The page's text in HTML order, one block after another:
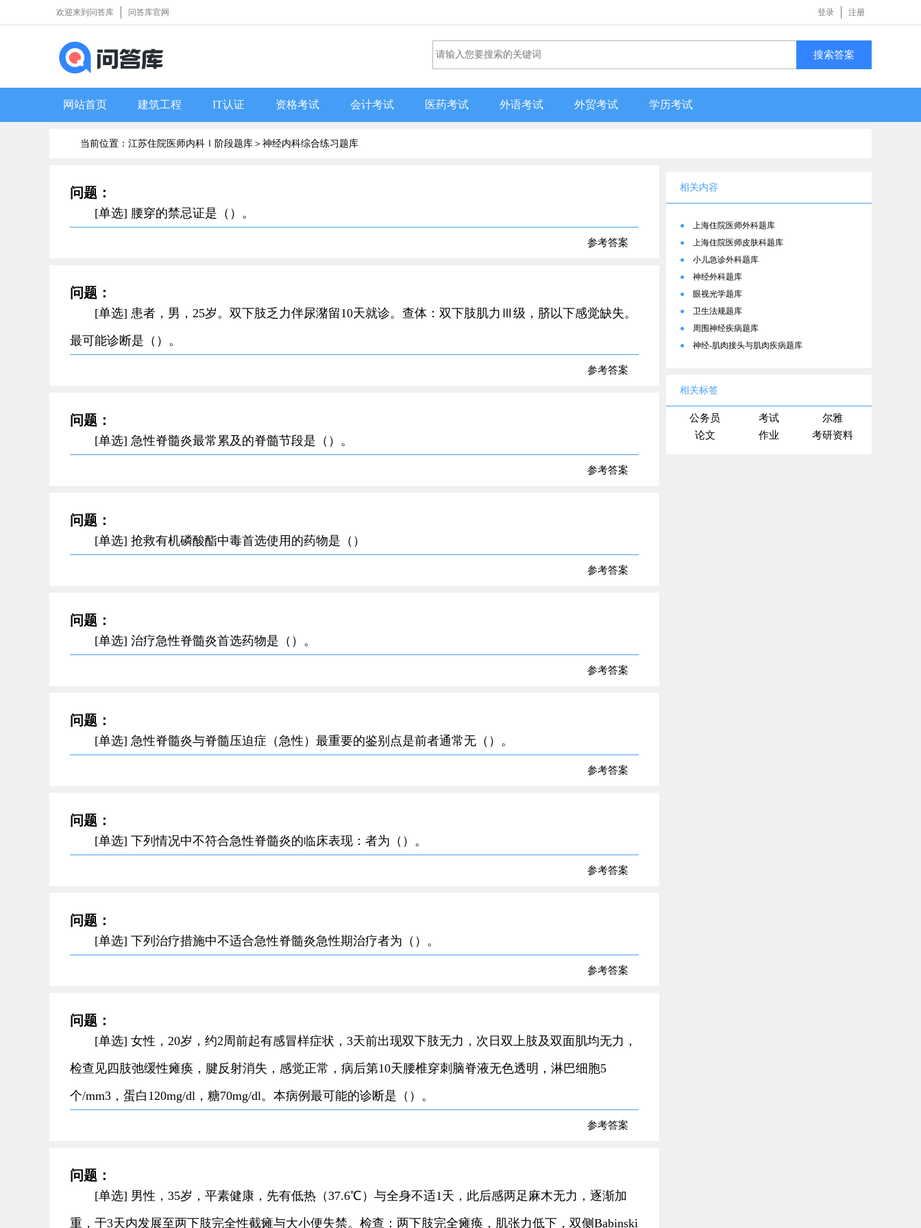
登录 注册
欢迎来到问答库 问答库官网
搜索答案
网站首页 建筑工程 IT认证 资格考试 会计考试 医药考试 外语考试 外贸考试 学历考试
当前位置：江苏住院医师内科Ⅰ阶段题库＞ 神经内科综合练习题库
问题：
[单选] 腰穿的禁忌证是（）。
参考答案
问题：
[单选] 患者，男，25岁。双下肢乏力伴尿潴留10天就诊。查体：双下肢肌力Ⅲ级，脐以下感觉缺失。
最可能诊断是（）。
参考答案
问题：
[单选] 急性脊髓炎最常累及的脊髓节段是（）。
参考答案
问题：
[单选] 抢救有机磷酸酯中毒首选使用的药物是（）
参考答案
问题：
[单选] 治疗急性脊髓炎首选药物是（）。
参考答案
问题：
[单选] 急性脊髓炎与脊髓压迫症（急性）最重要的鉴别点是前者通常无（）。
参考答案
问题：
[单选] 下列情况中不符合急性脊髓炎的临床表现：者为（）。
参考答案
问题：
[单选] 下列治疗措施中不适合急性脊髓炎急性期治疗者为（）。
参考答案
问题：
[单选] 女性，20岁，约2周前起有感冒样症状，3天前出现双下肢无力，次日双上肢及双面肌均无力，
检查见四肢弛缓性瘫痪，腱反射消失，感觉正常，病后第10天腰椎穿刺脑脊液无色透明，淋巴细胞5
个/mm3，蛋白120mg/dl，糖70mg/dl。本病例最可能的诊断是（）。
参考答案
问题：
[单选] 男性，35岁，平素健康，先有低热（37.6℃）与全身不适1天，此后感两足麻木无力，逐渐加
重，于3天内发展至两下肢完全性截瘫与大小便失禁。检查：两下肢完全瘫痪，肌张力低下，双侧Babinski
相关内容
●
上海住院医师外科题库
●
上海住院医师皮肤科题库
●
小儿急诊外科题库
●
神经外科题库
●
眼视光学题库
●
卫生法规题库
●
周围神经疾病题库
●
神经-肌肉接头与肌肉疾病题库
相关标签
公务员 考试
尔雅
论文
作业 考研资料